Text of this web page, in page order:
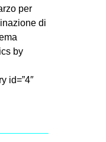
per
di
by
id=”4″